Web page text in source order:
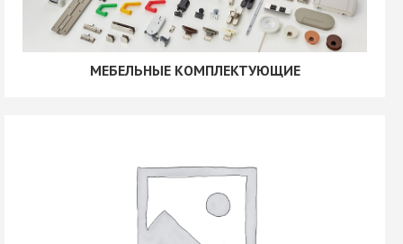
МЕБЕЛЬНЫЕ КОМПЛЕКТУЮЩИЕ